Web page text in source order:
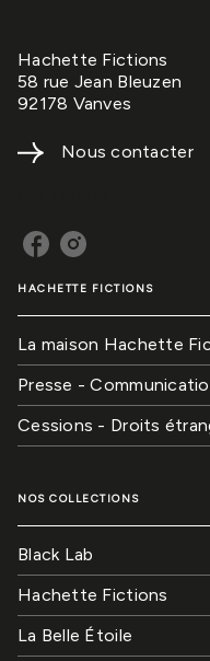
Hachette Fictions
58 rue Jean Bleuzen
92178 Vanves
Nous contacter
HACHETTE FICTIONS
La maison Hachette
Presse -
Cessions - Droits
NOS COLLECTIONS
Black Lab
Hachette Fictions
La Belle Étoile